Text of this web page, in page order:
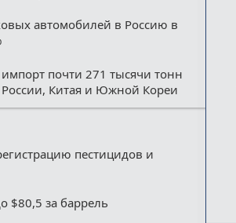
автомобилей в Россию в
почти 271 тысячи тонн
России, Китая и Южной Кореи
пестицидов и
$80,5 за баррель